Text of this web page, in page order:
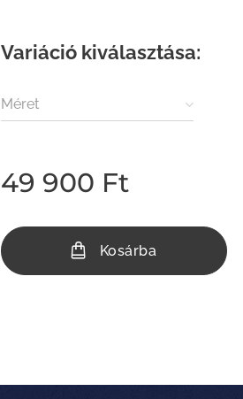
Variáció kiválasztása:
Méret
49 900 Ft
Kosárba